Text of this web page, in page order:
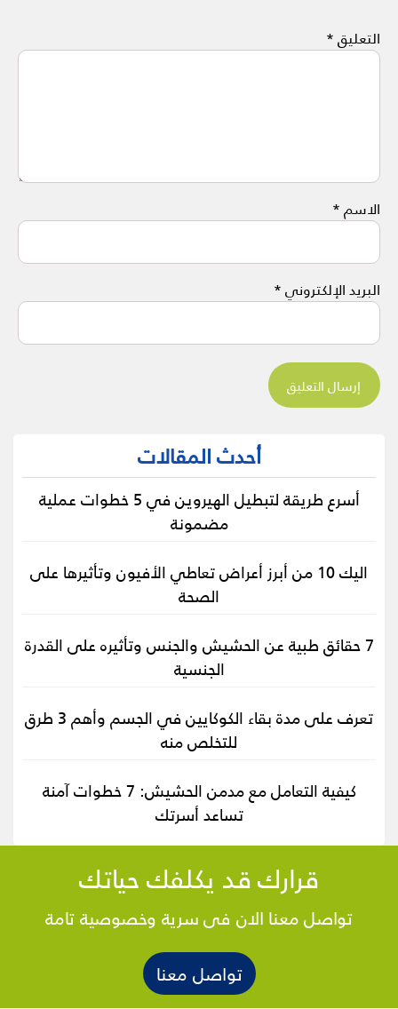
التعليق*
الاسم*
البريد الإلكتروني*
أحدث المقالات
أسرع طريقة لتبطيل الهيروين في 5 خطوات عملية
مضمونة
اليك 10 من أبرز أعراض تعاطي الأفيون وتأثيرها على
الصحة
7 حقائق طبية عن الحشيش والجنس وتأثيره على القدرة
الجنسية
تعرف على مدة بقاء الكوكايين في الجسم وأهم 3 طرق
للتخلص منه
كيفية التعامل مع مدمن الحشيش: 7 خطوات آمنة
تساعد أسرتك
قرارك قد يكلفك حياتك
تواصل معنا الان فى سرية وخصوصية تامة
تواصل معنا